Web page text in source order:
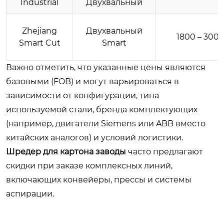
Industrial
Двухвальный
Zhejiang
Smart Cut
Двухвальный
Smart
1800 – 3000
Важно отметить, что указанные цены являются
базовыми (FOB) и могут варьироваться в
зависимости от конфигурации, типа
используемой стали, бренда комплектующих
(например, двигатели Siemens или ABB вместо
китайских аналогов) и условий логистики.
Шредер для картона заводы часто предлагают
скидки при заказе комплексных линий,
включающих конвейеры, прессы и системы
аспирации.